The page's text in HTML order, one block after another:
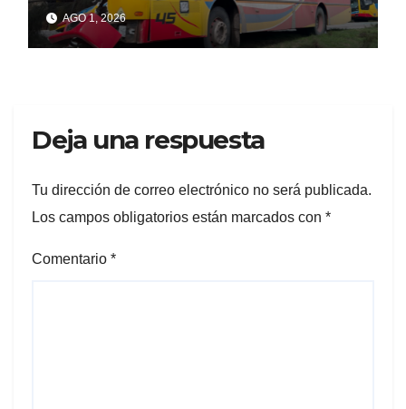
AGO 1, 2026
Deja una respuesta
Tu dirección de correo electrónico no será publicada.
Los campos obligatorios están marcados con *
Comentario *